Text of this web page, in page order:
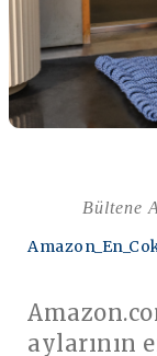
Bültene
aylarının